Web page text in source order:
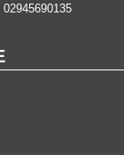
02945690135